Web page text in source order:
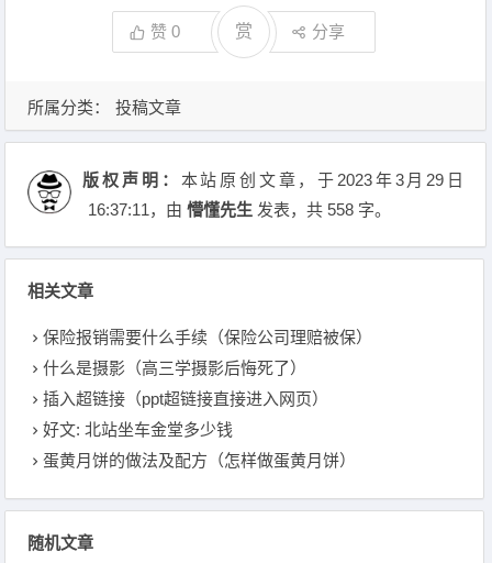
赞0 赏 分享
所属分类： 投稿文章
版权声明： 本站原创文章，于2023年3月29日
16:37:11，由懵懂先生 发表，共 558 字。
相关文章
保险报销需要什么手续（保险公司理赔被保）
什么是摄影（高三学摄影后悔死了）
插入超链接（ppt超链接直接进入网页）
好文: 北站坐车金堂多少钱
蛋黄月饼的做法及配方（怎样做蛋黄月饼）
随机文章